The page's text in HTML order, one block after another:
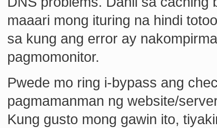
maaari mong ituring na hindi
sa kung ang error ay
pagmomonitor.
Pwede mo ring i-bypass ang
pagmamanman ng website/
Kung gusto mong gawin ito,